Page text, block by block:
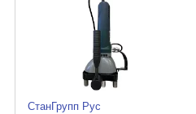
СтанГрупп Рус